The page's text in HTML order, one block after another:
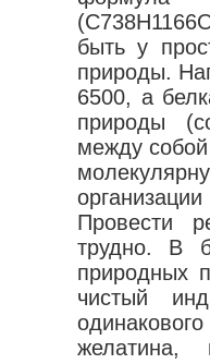
быть у
природы.
6500, а
природы
между
Провести
трудно. В
природных
чистый
желатина,